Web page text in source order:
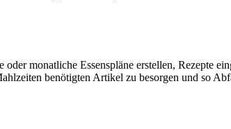
monatliche Essenspläne erstellen, Rezepte
benötigten Artikel zu besorgen und so